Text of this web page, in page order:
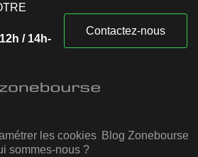
/ 14h-
Contactez-nous
les cookies Blog Zonebourse
sommes-nous ?